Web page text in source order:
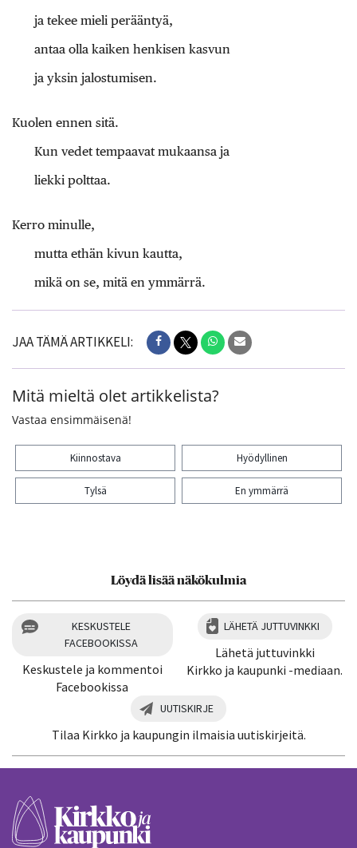
ja tekee mieli perääntyä,
antaa olla kaiken henkisen kasvun
ja yksin jalostumisen.
Kuolen ennen sitä.
Kun vedet tempaavat mukaansa ja
liekki polttaa.
Kerro minulle,
mutta ethän kivun kautta,
mikä on se, mitä en ymmärrä.
JAA TÄMÄ ARTIKKELI:
Mitä mieltä olet artikkelista?
Vastaa ensimmäisenä!
Kiinnostava Hyödyllinen
Tylsä En ymmärrä
Löydä lisää näkökulmia
KESKUSTELE
FACEBOOKISSA
Keskustele ja kommentoi
Facebookissa
LÄHETÄ JUTTUVINKKI
Lähetä juttuvinkki
Kirkko ja kaupunki -mediaan.
UUTISKIRJE
Tilaa Kirkko ja kaupungin ilmaisia uutiskirjeitä.